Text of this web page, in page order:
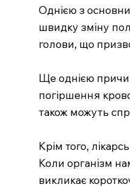
Однією з
швидку зміну
голови, що
Ще однією
погіршення
також можуть
Крім того,
Коли організм
викликає